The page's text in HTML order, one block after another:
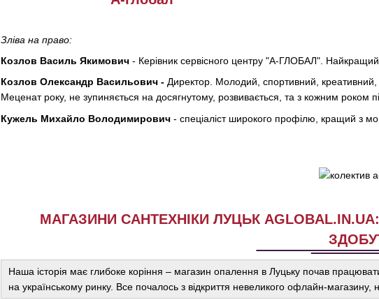
Зліва на право:
Козлов Василь Якимович - Керівник сервісного центру "А-ГЛОБАЛ". Найкращий
Козлов Олександр Васильович - Директор. Молодий, спортивний,
Меценат року, не зупиняється на досягнутому, розвивається, та з кожним роком
Кужель Михайло Володимирович - спеціаліст широкого профілю, кращий з
МАГАЗИНИ САНТЕХНІКИ ЛУЦЬК
Наша історія має глибоке коріння – магазин опалення в Луцьку почав
на українському ринку. Все почалось з відкриття невеликого офлайн-магазину,